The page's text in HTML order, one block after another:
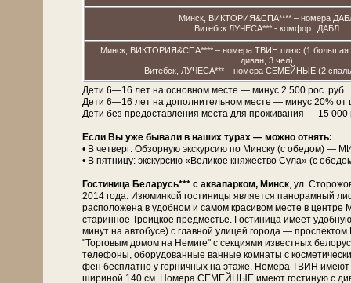
Минск, ВИКТОРИЯ&СПА**** – номера
Витебск ЛУЧЕСА*** - комфорт ДАБЛ
Минск, ВИКТОРИЯ&СПА**** – номера ТВИН плюс (1 большая
диван, 3 чел)
Витебск, ЛУЧЕСА*** – номера СЕМЕЙНЫЕ (2
Дети 6—16 лет на основном месте — минус 2 500 рос. руб.
Дети 6—16 лет на дополнительном месте — минус 20% от
Дети без предоставления места для проживания — 15 000
Если Вы уже бывали в наших турах — можно отнять:
• В четверг: Обзорную экскурсию по Минску (с обедом) —
• В пятницу: экскурсию «Великое княжество Сула» (с
Гостиница Беларусь*** с аквапарком, Минск, ул.
2014 года. Изюминкой гости­ни­цы является панорамный
расположена в удобном и самом красивом месте в центре
старинное Троицкое предместье. Гостиница имеет
минут на автобусе) с главной улицей города —
"Торговым домом на Немиге" с секциями известных
телефоны, оборудованные ванные комнаты с
фен бесплатно у горничных на этаже. Номера ТВИН
шириной 140 см. Номера СЕМЕЙНЫЕ имеют гостиную с